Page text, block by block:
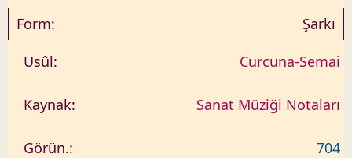
Şarkı
Curcuna-Semai
Sanat Müziği Notaları
704